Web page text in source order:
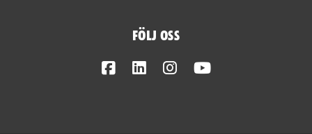
Följ oss
FacebookLinkedInInstagram